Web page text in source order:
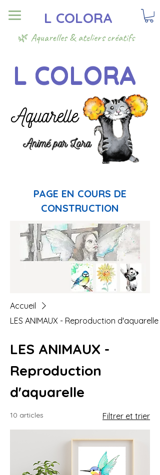
L COLORA
🌿 Aquarelles & ateliers créatifs
L COLORA
Aquarelle
Animé par Lora
L COLORA
Aquarelle
Animé par Lora
PAGE EN COURS DE
CONSTRUCTION
Accueil
LES ANIMAUX - Reproduction d'aquarelle
LES ANIMAUX -
Reproduction
d'aquarelle
10 articles Filtrer et trier